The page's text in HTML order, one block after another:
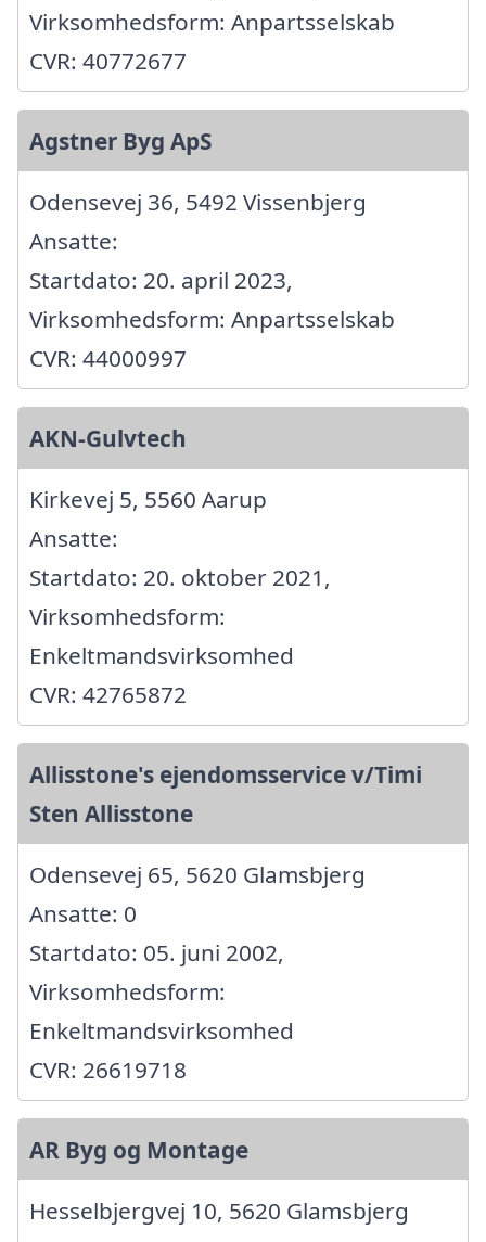
Virksomhedsform: Anpartsselskab
CVR: 40772677
Agstner Byg ApS
Odensevej 36, 5492 Vissenbjerg
Ansatte:
Startdato: 20. april 2023,
Virksomhedsform: Anpartsselskab
CVR: 44000997
AKN-Gulvtech
Kirkevej 5, 5560 Aarup
Ansatte:
Startdato: 20. oktober 2021,
Virksomhedsform:
Enkeltmandsvirksomhed
CVR: 42765872
Allisstone's ejendomsservice v/Timi
Sten Allisstone
Odensevej 65, 5620 Glamsbjerg
Ansatte: 0
Startdato: 05. juni 2002,
Virksomhedsform:
Enkeltmandsvirksomhed
CVR: 26619718
AR Byg og Montage
Hesselbjergvej 10, 5620 Glamsbjerg